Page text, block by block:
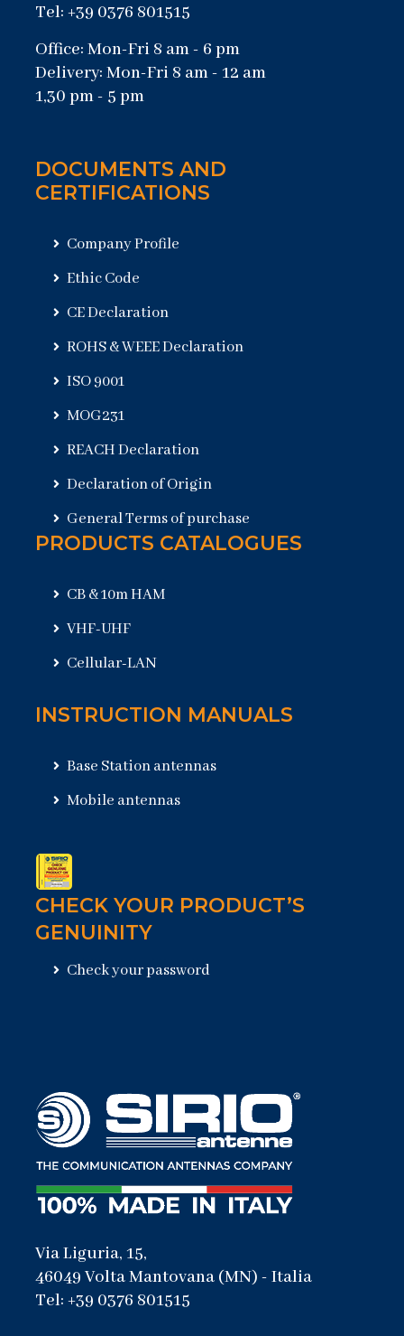
Tel: +39 0376 801515
Office: Mon-Fri 8 am - 6 pm
Delivery: Mon-Fri 8 am - 12 am
1,30 pm - 5 pm
DOCUMENTS AND
CERTIFICATIONS
Company Profile
Ethic Code
CE Declaration
ROHS & WEEE Declaration
ISO 9001
MOG231
REACH Declaration
Declaration of Origin
General Terms of purchase
PRODUCTS CATALOGUES
CB & 10m HAM
VHF-UHF
Cellular-LAN
INSTRUCTION MANUALS
Base Station antennas
Mobile antennas
CHECK YOUR PRODUCT’S
GENUINITY
Check your password
Via Liguria, 15,
46049 Volta Mantovana (MN) - Italia
Tel: +39 0376 801515